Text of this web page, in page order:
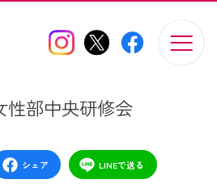
性部中央研修会
シェア LINEで送る